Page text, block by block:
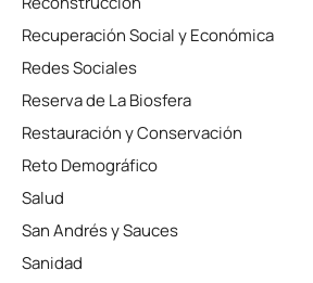
Recuperación Social y Económica
Redes Sociales
Reserva de La Biosfera
Restauración y Conservación
Reto Demográfico
Salud
San Andrés y Sauces
Sanidad